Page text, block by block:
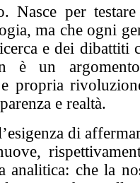
Nasce per
ma che ogni
e dei dibattiti
è un
propria
e realtà.
di
che la